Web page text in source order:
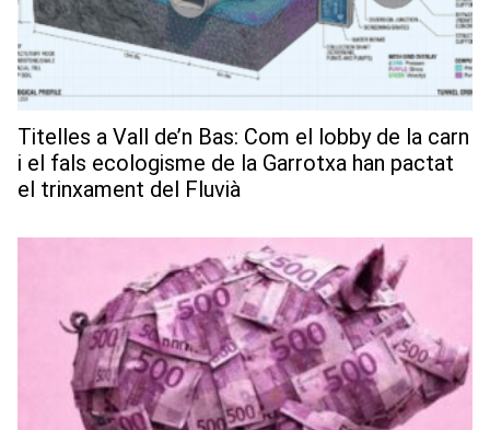
Titelles a Vall de’n Bas: Com el lobby de la carn
i el fals ecologisme de la Garrotxa han pactat
el trinxament del Fluvià